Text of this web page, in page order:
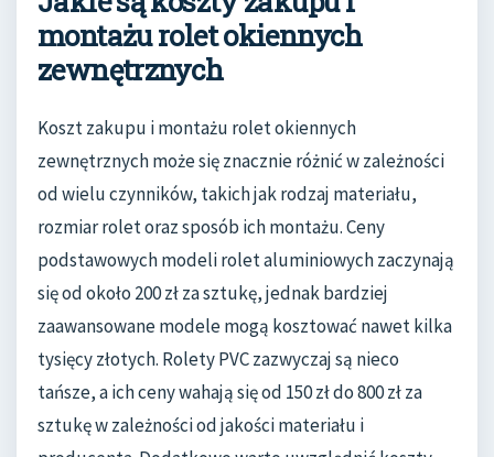
montażu rolet okiennych
zewnętrznych
Koszt zakupu i montażu rolet okiennych
zewnętrznych może się znacznie różnić w zależności
od wielu czynników, takich jak rodzaj materiału,
rozmiar rolet oraz sposób ich montażu. Ceny
podstawowych modeli rolet aluminiowych zaczynają
się od około 200 zł za sztukę, jednak bardziej
zaawansowane modele mogą kosztować nawet kilka
tysięcy złotych. Rolety PVC zazwyczaj są nieco
tańsze, a ich ceny wahają się od 150 zł do 800 zł za
sztukę w zależności od jakości materiału i